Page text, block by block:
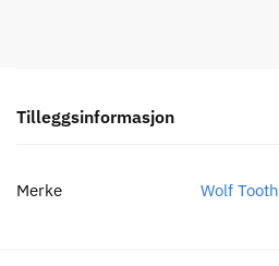
Tilleggsinformasjon
Merke Wolf Tooth